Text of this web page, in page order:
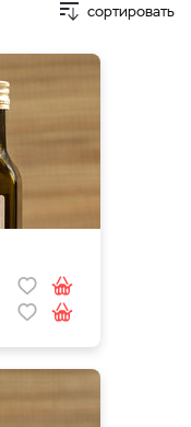
сортировать